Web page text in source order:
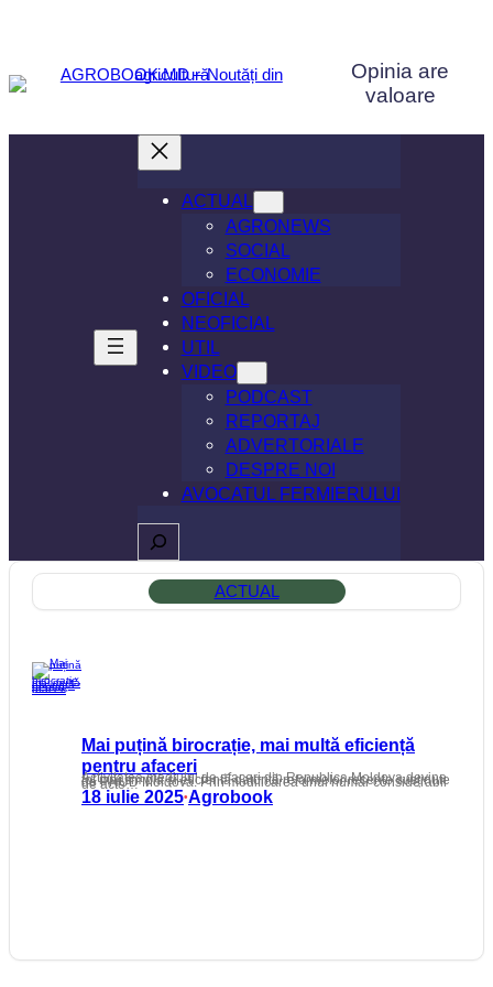
conținut
Opinia are
valoare
ACTUAL
AGRONEWS
SOCIAL
ECONOMIE
OFICIAL
NEOFICIAL
UTIL
VIDEO
PODCAST
REPORTAJ
ADVERTORIALE
DESPRE NOI
AVOCATUL FERMIERULUI
Caută
ACTUAL
Mai puțină birocrație, mai multă eficiență
pentru afaceri
Activitatea mediului de afaceri din Republica Moldova devine tot mai simplă și eficientă datorită reformelor recente susținute de PNUD Moldova. Prin modificarea unui număr considerabil de acte…
18 iulie 2025•Agrobook